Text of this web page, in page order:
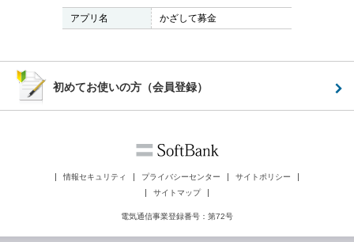
アプリ名 かざして募金
初めてお使いの方（会員登録）
情報セキュリティ プライバシーセンター
サイトポリシー
サイトマップ
電気通信事業登録番号：第72号